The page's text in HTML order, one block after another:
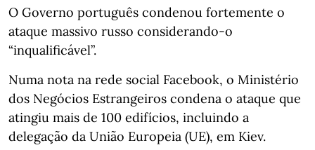
O Governo português condenou fortemente o
ataque massivo russo considerando-o
“inqualificável”.
Numa nota na rede social Facebook, o Ministério
dos Negócios Estrangeiros condena o ataque que
atingiu mais de 100 edifícios, incluindo a
delegação da União Europeia (UE), em Kiev.